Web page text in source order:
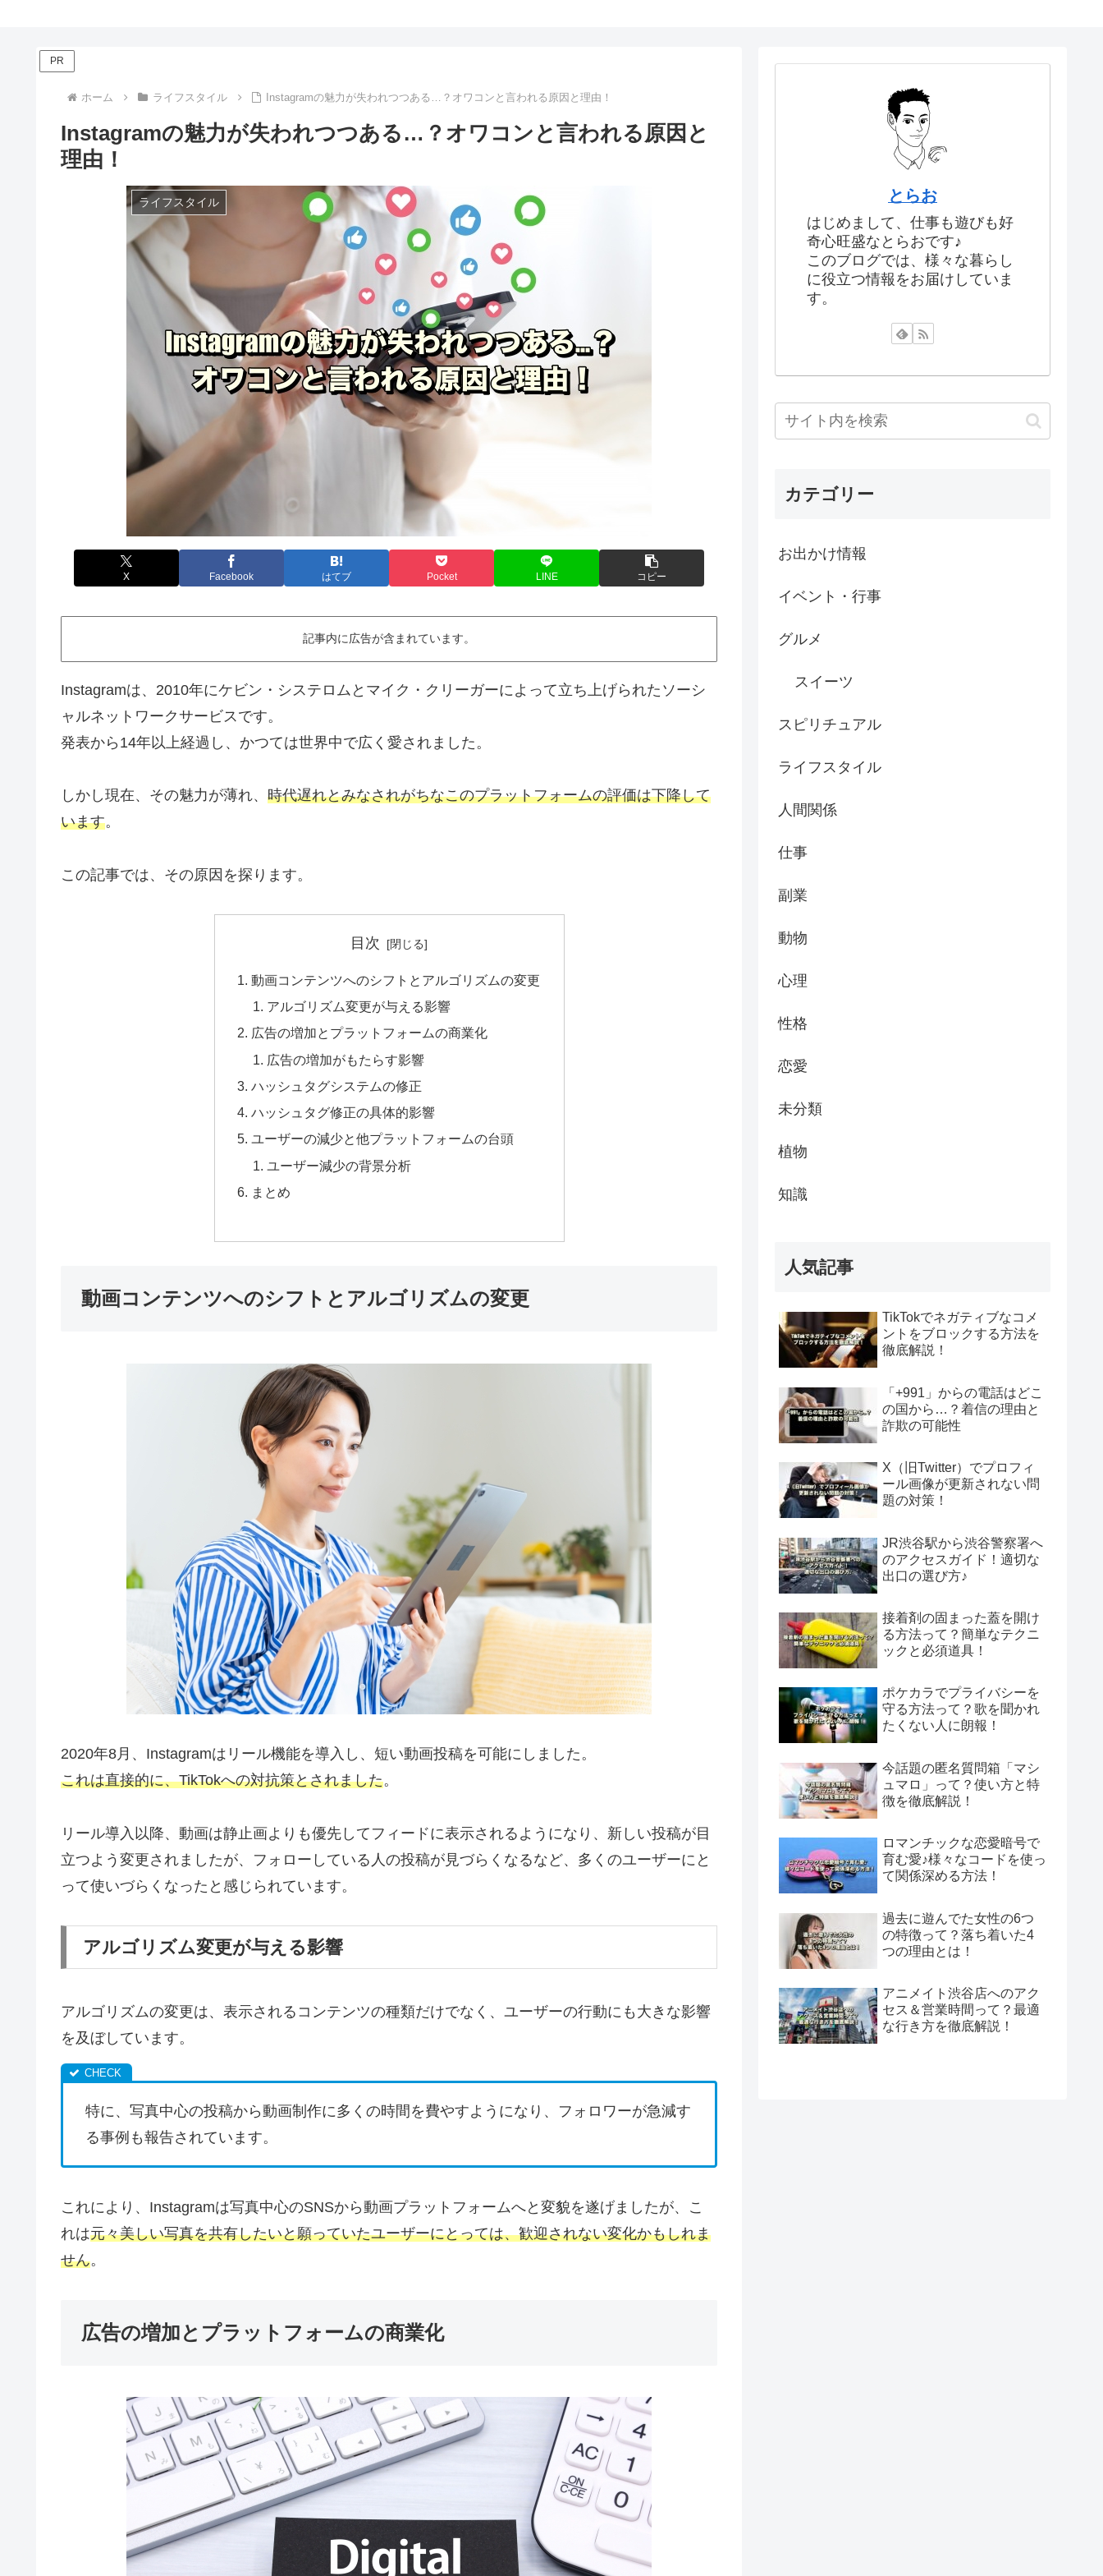
PR
ホーム ライフスタイル Instagramの魅力が失われつつある…？オワコンと言われる原因と理由！
Instagramの魅力が失われつつある…？オワコンと言われる原因と
理由！
ライフスタイル
X Facebook はてブ Pocket LINE コピー
記事内に広告が含まれています。
Instagramは、2010年にケビン・システロムとマイク・クリーガーによって立ち上げられたソーシ
ャルネットワークサービスです。
発表から14年以上経過し、かつては世界中で広く愛されました。
しかし現在、その魅力が薄れ、 時代遅れとみなされがちなこのプラットフォームの評価は下降して
います。
この記事では、その原因を探ります。
目次
動画コンテンツへのシフトとアルゴリズムの変更
アルゴリズム変更が与える影響
広告の増加とプラットフォームの商業化
広告の増加がもたらす影響
ハッシュタグシステムの修正
ハッシュタグ修正の具体的影響
ユーザーの減少と他プラットフォームの台頭
ユーザー減少の背景分析
まとめ
動画コンテンツへのシフトとアルゴリズムの変更
2020年8月、Instagramはリール機能を導入し、短い動画投稿を可能にしました。
これは直接的に、TikTokへの対抗策とされました。
リール導入以降、動画は静止画よりも優先してフィードに表示されるようになり、新しい投稿が目
立つよう変更されましたが、フォローしている人の投稿が見づらくなるなど、多くのユーザーにと
って使いづらくなったと感じられています。
アルゴリズム変更が与える影響
アルゴリズムの変更は、表示されるコンテンツの種類だけでなく、ユーザーの行動にも大きな影響
を及ぼしています。
特に、写真中心の投稿から動画制作に多くの時間を費やすようになり、フォロワーが急減す
る事例も報告されています。
これにより、Instagramは写真中心のSNSから動画プラットフォームへと変貌を遂げましたが、こ
れは元々美しい写真を共有したいと願っていたユーザーにとっては、歓迎されない変化かもしれま
せん。
広告の増加とプラットフォームの商業化
とらお
はじめまして、仕事も遊びも好
奇心旺盛なとらおです♪
このブログでは、様々な暮らし
に役立つ情報をお届けしていま
す。
カテゴリー
お出かけ情報
イベント・行事
グルメ
スイーツ
スピリチュアル
ライフスタイル
人間関係
仕事
副業
動物
心理
性格
恋愛
未分類
植物
知識
人気記事
TikTokでネガティブなコメ
ントをブロックする方法を
徹底解説！
「+991」からの電話はどこ
の国から…？着信の理由と
詐欺の可能性
X（旧Twitter）でプロフィ
ール画像が更新されない問
題の対策！
JR渋谷駅から渋谷警察署へ
のアクセスガイド！適切な
出口の選び方♪
接着剤の固まった蓋を開け
る方法って？簡単なテクニ
ックと必須道具！
ポケカラでプライバシーを
守る方法って？歌を聞かれ
たくない人に朗報！
今話題の匿名質問箱「マシ
ュマロ」って？使い方と特
徴を徹底解説！
ロマンチックな恋愛暗号で
育む愛♪様々なコードを使っ
て関係深める方法！
過去に遊んでた女性の6つ
の特徴って？落ち着いた4
つの理由とは！
アニメイト渋谷店へのアク
セス＆営業時間って？最適
な行き方を徹底解説！